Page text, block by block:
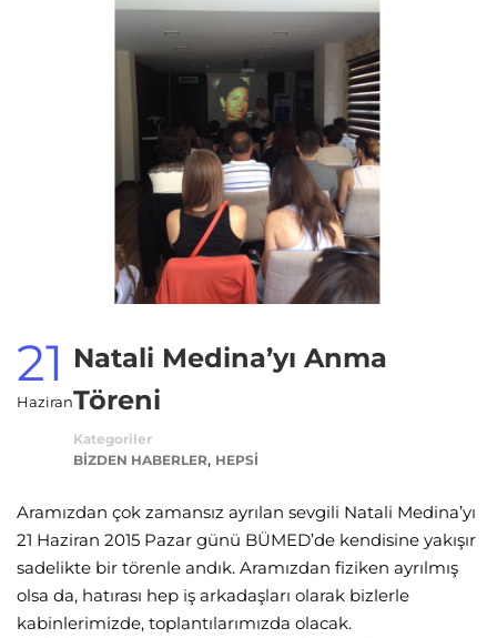
21
Haziran
Natali Medina’yı Anma
Töreni
Kategoriler
BIZDEN HABERLER, HEPSI
Aramızdan çok zamansız ayrılan sevgili Natali Medina’yı
21 Haziran 2015 Pazar günü BÜMED’de kendisine yakışır
sadelikte bir törenle andık. Aramızdan fiziken ayrılmış
olsa da, hatırası hep iş arkadaşları olarak bizlerle
kabinlerimizde, toplantılarımızda olacak.